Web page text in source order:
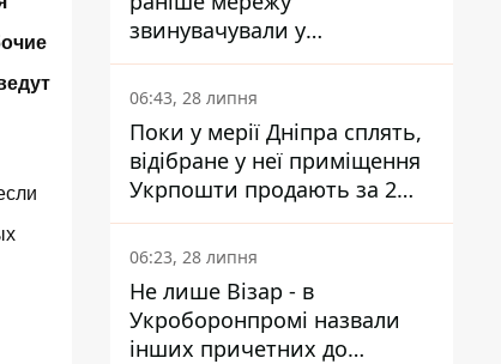
звинувачували у
контрабанді техніки та
ухиленні від сплати
податків
06:43, 28 липня
Поки у мерії Дніпра сплять,
відібране у неї приміщення
Укрпошти продають за 2
мільйони
06:23, 28 липня
Не лише Візар - в
Укроборонпромі назвали
інших причетних до